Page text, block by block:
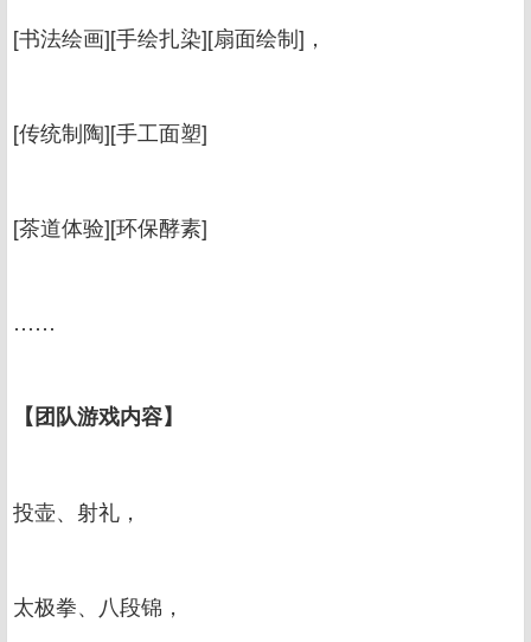
[书法绘画][手绘扎染][扇面绘制]，
[传统制陶][手工面塑]
[茶道体验][环保酵素]
……
【团队游戏内容】
投壶、射礼，
太极拳、八段锦，